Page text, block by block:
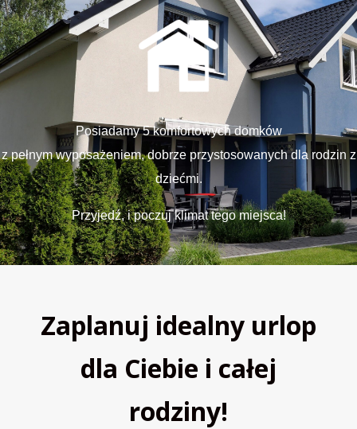
Posiadamy 5 komfortowych domków
z pełnym wyposażeniem, dobrze przystosowanych dla rodzin z
dziećmi.
Przyjedź, i poczuj klimat tego miejsca!
Zaplanuj idealny urlop
dla Ciebie i całej
rodziny!